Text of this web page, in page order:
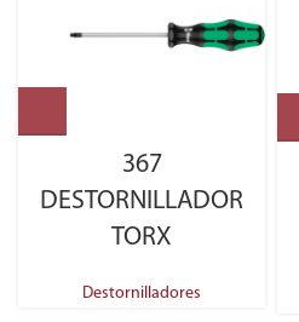
367
DESTORNILLADOR
TORX
Destornilladores